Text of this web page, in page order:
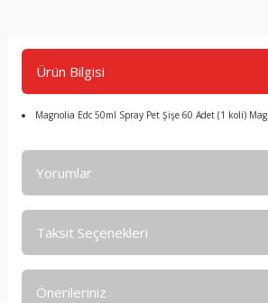
Ürün Bilgisi
Magnolia Edc 50ml Spray Pet Şişe 60 Adet (1 koli)
Yorumlar
Taksit Seçenekleri
Önerileriniz